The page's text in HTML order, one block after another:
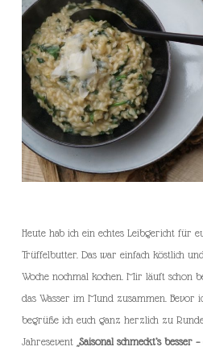
Heute hab ich ein echtes Leibgericht für
Trüffelbutter. Das war einfach köstlich
Woche nochmal kochen. Mir läuft schon
das Wasser im Mund zusammen. Bevor
begrüße ich euch ganz herzlich zu
Jahresevent „Saisonal schmeckt’s